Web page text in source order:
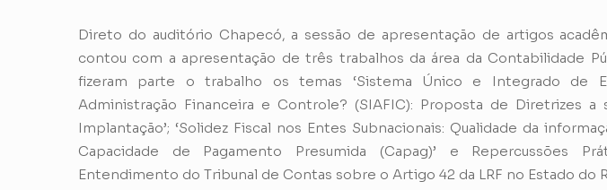
Direto do auditório Chapecó, a sessão de apresentação de artigos
contou com a apresentação de três trabalhos da área da Contabilidade
fizeram parte o trabalho os temas ‘Sistema Único e Integrado de
Administração Financeira e Controle? (SIAFIC): Proposta de Diretrizes a
Implantação’; ‘Solidez Fiscal nos Entes Subnacionais: Qualidade da
Capacidade de Pagamento Presumida (Capag)’ e Repercussões
Entendimento do Tribunal de Contas sobre o Artigo 42 da LRF no Estado do